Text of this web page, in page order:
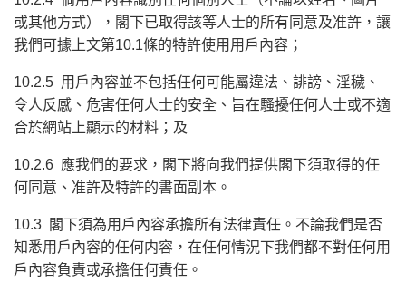
或其他方式），閣下已取得該等人士的所有同意及准許，讓
我們可據上文第10.1條的特許使用用戶內容；
10.2.5 用戶內容並不包括任何可能屬違法、誹謗、淫穢、
令人反感、危害任何人士的安全、旨在騷擾任何人士或不適
合於網站上顯示的材料；及
10.2.6 應我們的要求，閣下將向我們提供閣下須取得的任
何同意、准許及特許的書面副本。
10.3 閣下須為用戶內容承擔所有法律責任。不論我們是否
知悉用戶內容的任何内容，在任何情況下我們都不對任何用
戶內容負責或承擔任何責任。